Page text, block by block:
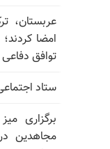
عربستان،
امضا
توافق
ستاد
برگزاری
مجاهدین